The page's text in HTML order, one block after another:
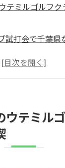
テミルゴルフ
試打会で千葉県
ィングを活用し
試打会は初心者
ウテミル